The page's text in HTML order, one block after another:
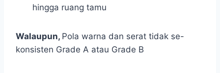
hingga ruang tamu
Walaupun, Pola warna dan serat tidak se-
konsisten Grade A atau Grade B